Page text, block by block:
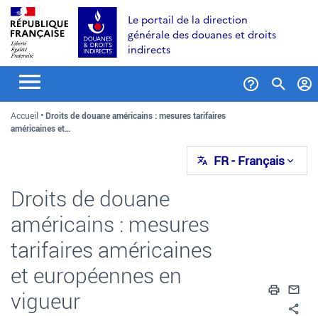
Aller
au
contenu
Aller
recherche
Aller
au
menu
Le portail de la direction
générale des douanes et droits
indirects
Accueil
Droits de douane américains : mesures tarifaires
américaines et…
FR- Français
Droits de douane
américains : mesures
tarifaires américaines
et européennes en
vigueur